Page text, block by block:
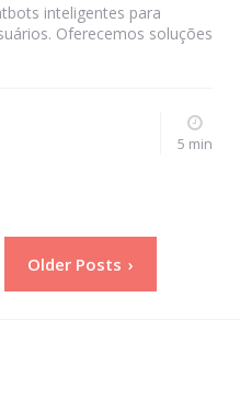
inteligentes para
Oferecemos soluções
5 min
Older Posts